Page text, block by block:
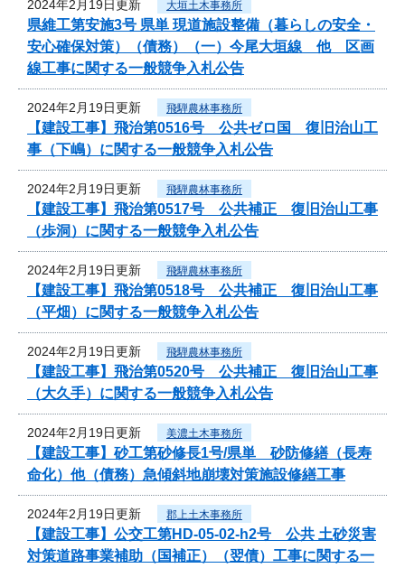
2024年2月19日更新 大垣土木事務所
県維工第安施3号 県単 現道施設整備（暮らしの安全・
安心確保対策）（債務）（一）今尾大垣線 他 区画
線工事に関する一般競争入札公告
2024年2月19日更新 飛騨農林事務所
【建設工事】飛治第0516号 公共ゼロ国 復旧治山工
事（下嶋）に関する一般競争入札公告
2024年2月19日更新 飛騨農林事務所
【建設工事】飛治第0517号 公共補正 復旧治山工事
（歩洞）に関する一般競争入札公告
2024年2月19日更新 飛騨農林事務所
【建設工事】飛治第0518号 公共補正 復旧治山工事
（平畑）に関する一般競争入札公告
2024年2月19日更新 飛騨農林事務所
【建設工事】飛治第0520号 公共補正 復旧治山工事
（大久手）に関する一般競争入札公告
2024年2月19日更新 美濃土木事務所
【建設工事】砂工第砂修長1号/県単 砂防修繕（長寿
命化）他（債務）急傾斜地崩壊対策施設修繕工事
2024年2月19日更新 郡上土木事務所
【建設工事】公交工第HD-05-02-h2号 公共 土砂災害
対策道路事業補助（国補正）（翌債）工事に関する一